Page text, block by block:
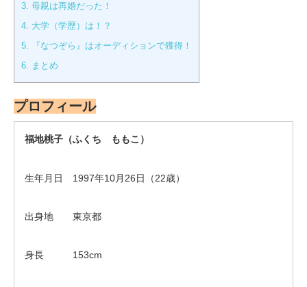
3. 母親は再婚だった！
4. 大学（学歴）は！？
5. 『なつぞら』はオーディションで獲得！
6. まとめ
プロフィール
福地桃子（ふくち ももこ）
生年月日 1997年10月26日（22歳）
出身地 東京都
身長 153cm